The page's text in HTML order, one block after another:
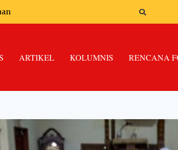
ARTIKEL KOLUMNIS RENCANA